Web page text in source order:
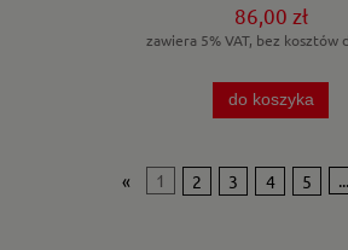
86,00 zł
zawiera 5% VAT, bez kosztów
do koszyka
« 1 2 3 4 5 ...